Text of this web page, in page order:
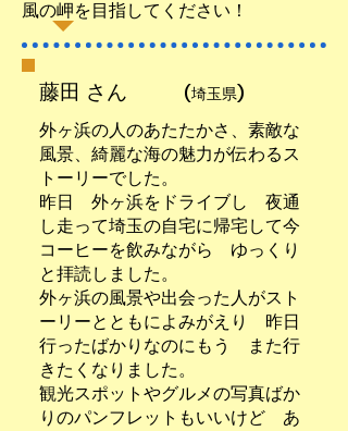
風の岬を目指してください！
​藤田 さん (埼玉県)
外ヶ浜の人のあたたかさ、素敵な
風景、綺麗な海の魅力が伝わるス
トーリーでした。
昨日 外ヶ浜をドライブし 夜通
し走って埼玉の自宅に帰宅して今
コーヒーを飲みながら ゆっくり
と拝読しました。
外ヶ浜の風景や出会った人がスト
ーリーとともによみがえり 昨日
行ったばかりなのにもう また行
きたくなりました。
観光スポットやグルメの写真ばか
りのパンフレットもいいけど あ